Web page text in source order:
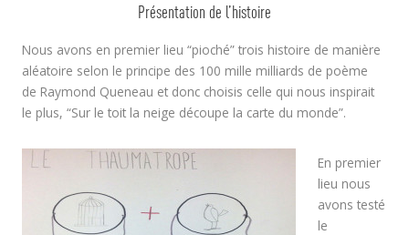
Présentation de l’histoire
Nous avons en premier lieu “pioché” trois histoire de manière
aléatoire selon le principe des 100 mille milliards de poème
de Raymond Queneau et donc choisis celle qui nous inspirait
le plus, “Sur le toit la neige découpe la carte du monde”.
En premier
lieu nous
avons testé
le